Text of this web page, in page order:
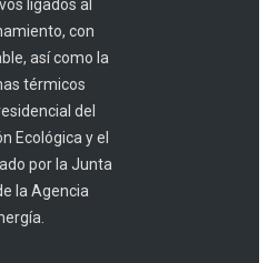
ligados al
con
así como la
térmicos
del
Ecológica y el
por la Junta
la Agencia